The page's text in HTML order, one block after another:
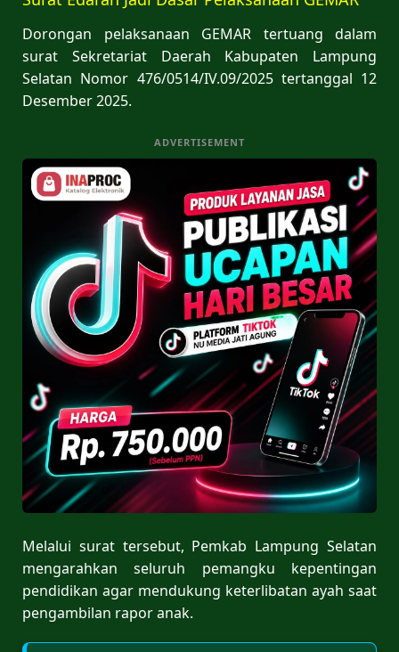
Dorongan pelaksanaan GEMAR tertuang dalam
surat Sekretariat Daerah Kabupaten Lampung
Selatan Nomor 476/0514/IV.09/2025 tertanggal 12
Desember 2025.
ADVERTISEMENT
Melalui surat tersebut, Pemkab Lampung Selatan
mengarahkan seluruh pemangku kepentingan
pendidikan agar mendukung keterlibatan ayah saat
pengambilan rapor anak.